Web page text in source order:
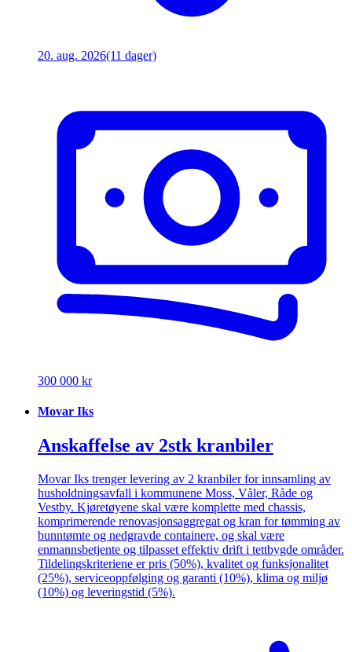
20. aug. 2026(11 dager)
300 000 kr
Movar Iks
Anskaffelse av 2stk kranbiler
Movar Iks trenger levering av 2 kranbiler for innsamling av
husholdningsavfall i kommunene Moss, Våler, Råde og
Vestby. Kjøretøyene skal være komplette med chassis,
komprimerende renovasjonsaggregat og kran for tømming av
bunntømte og nedgravde containere, og skal være
enmannsbetjente og tilpasset effektiv drift i tettbygde områder.
Tildelingskriteriene er pris (50%), kvalitet og funksjonalitet
(25%), serviceoppfølging og garanti (10%), klima og miljø
(10%) og leveringstid (5%).